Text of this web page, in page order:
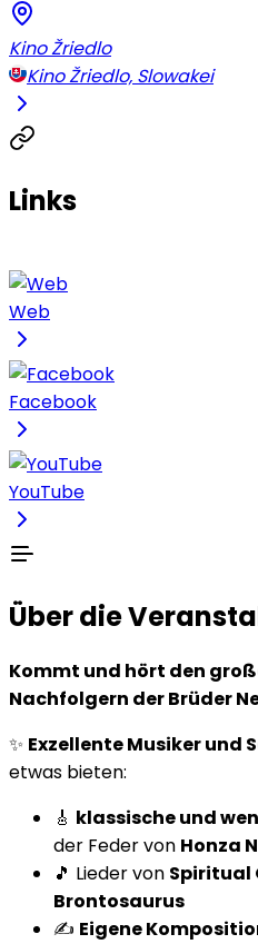
Kino Žriedlo
Kino Žriedlo, Slowakei
Links
Web
Facebook
YouTube
Über die
Kommt und hört den
Nachfolgern der Brüder
✨ Exzellente Musiker und
etwas bieten:
🎸 klassische und
der Feder von Honza
🎵 Lieder von Spiritual
Brontosaurus
✍️ Eigene